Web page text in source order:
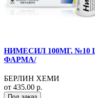
НИМЕСИЛ 100МГ.
ФАРМА/
БЕРЛИН ХЕМИ
от 435.00 р.